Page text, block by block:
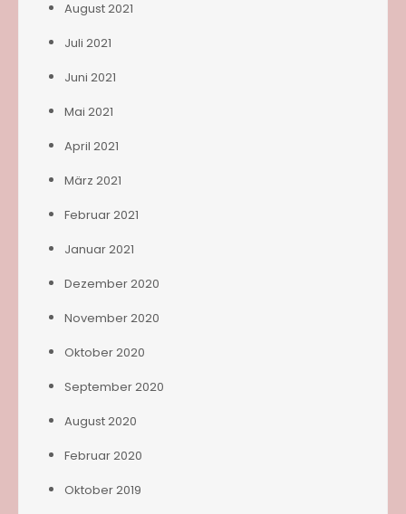
August 2021
Juli 2021
Juni 2021
Mai 2021
April 2021
März 2021
Februar 2021
Januar 2021
Dezember 2020
November 2020
Oktober 2020
September 2020
August 2020
Februar 2020
Oktober 2019